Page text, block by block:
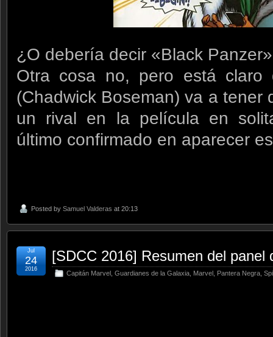
¿O debería decir «Black
Otra cosa no, pero está claro
(Chadwick Boseman) va a tener
un rival en la película en
último confirmado en aparecer
Posted by Samuel Valderas at 20:13
[SDCC 2016] Resumen del panel
Capitán Marvel Guardianes de la Galaxia Marvel Pantera Negra
Jul
24
2016